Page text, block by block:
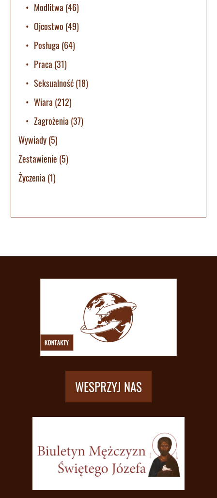
Modlitwa (46)
Ojcostwo (49)
Posługa (64)
Praca (31)
Seksualność(18)
Wiara (212)
Zagrożenia (37)
Wywiady(5)
Zestawienie (5)
Życzenia (1)
WESPRZYJ NAS